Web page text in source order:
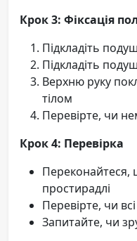
Крок 3: Фіксація
Підкладіть
Підкладіть
Верхню руку
тілом
Перевірте, чи
Крок 4: Перевірка
Переконайтеся,
простирадлі
Перевірте, чи
Запитайте, чи